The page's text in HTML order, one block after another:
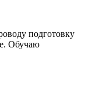
подготовку
Обучаю